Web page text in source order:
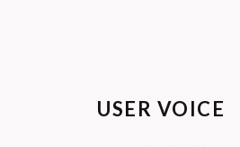
USER VOICE